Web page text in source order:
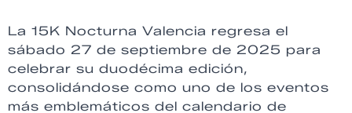
La 15K Nocturna Valencia regresa el
sábado 27 de septiembre de 2025 para
celebrar su duodécima edición,
consolidándose como uno de los eventos
más emblemáticos del calendario de